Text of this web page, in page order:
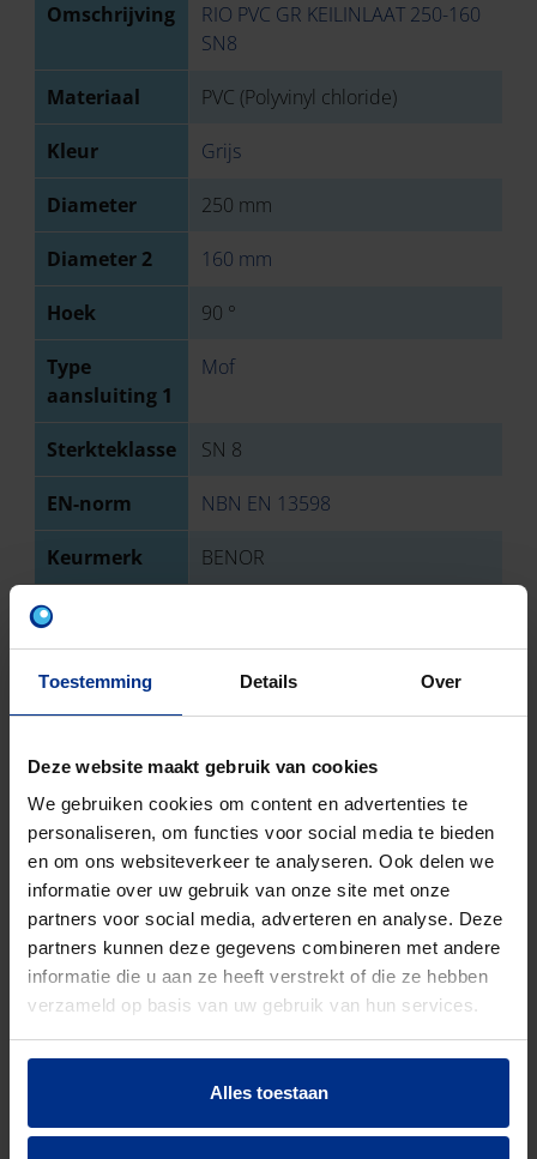
Toestemming Details Over
Deze website maakt gebruik van cookies
We gebruiken cookies om content en advertenties te
personaliseren, om functies voor social media te bieden
en om ons websiteverkeer te analyseren. Ook delen we
informatie over uw gebruik van onze site met onze
partners voor social media, adverteren en analyse. Deze
partners kunnen deze gegevens combineren met andere
informatie die u aan ze heeft verstrekt of die ze hebben
verzameld op basis van uw gebruik van hun services.
Alles toestaan
Omschrijving
RIO PVC GR KEILINLAAT 250-160
SN8
Materiaal PVC (Polyvinyl chloride)
Kleur Grijs
Diameter 250 mm
Diameter 2 160 mm
Hoek 90 °
Type
aansluiting 1
Mof
Sterkteklasse SN 8
EN-norm NBN EN 13598
Keurmerk BENOR
Aantal stuks
gewicht
code
DOWNLOADS
CONTACTEER ONS
Neem contact op met onze experts voor meer
informatie.